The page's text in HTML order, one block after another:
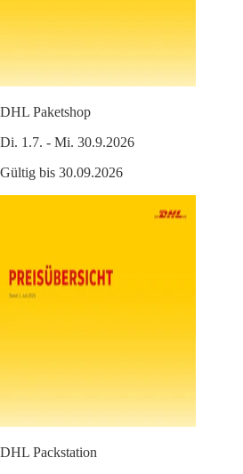
DHL Paketshop
Di. 1.7. - Mi. 30.9.2026
Gültig bis 30.09.2026
DHL Packstation